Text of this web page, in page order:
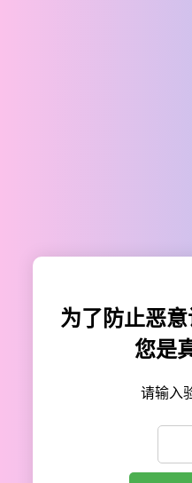
为了防止恶
您是
请输入